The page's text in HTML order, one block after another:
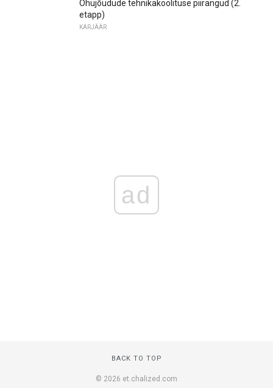
Õhujõudude tehnikakoolituse piirangud (2.
etapp)
KARJÄÄR
ad
BACK TO TOP
© 2026 et.chalized.com